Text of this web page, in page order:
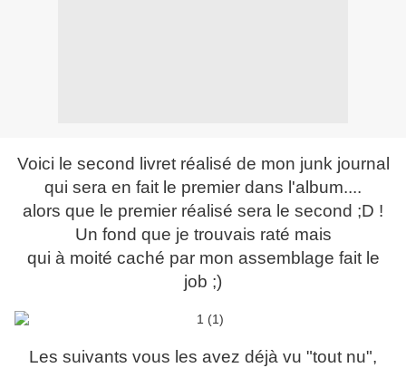
Voici le second livret réalisé de mon junk journal
qui sera en fait le premier dans l'album....
alors que le premier réalisé sera le second ;D !
Un fond que je trouvais raté mais
qui à moité caché par mon assemblage fait le
job ;)
Les suivants vous les avez déjà vu "tout nu",